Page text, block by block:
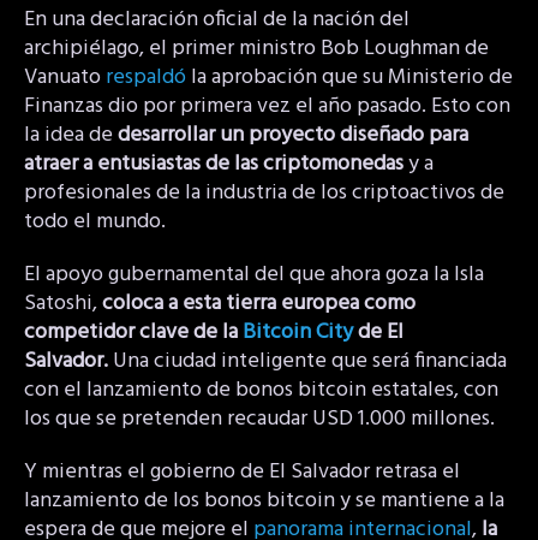
En una declaración oficial de la nación del
archipiélago, el primer ministro Bob Loughman de
Vanuatorespaldóla aprobación que su Ministerio de
Finanzas dio por primera vez el año pasado. Esto con
la idea dedesarrollar un proyecto diseñado para
atraer a entusiastas de las criptomonedasy a
profesionales de la industria de los criptoactivos de
todo el mundo.
El apoyo gubernamental del que ahora goza la Isla
Satoshi,coloca a esta tierra europea como
competidor clave de laBitcoin Cityde El
Salvador.Una ciudad inteligente que será financiada
con el lanzamiento de bonos bitcoin estatales, con
los que se pretenden recaudar USD 1.000 millones.
Y mientras el gobierno de El Salvador retrasa el
lanzamiento de los bonos bitcoin y se mantiene a la
espera de que mejore el panorama internacional,la